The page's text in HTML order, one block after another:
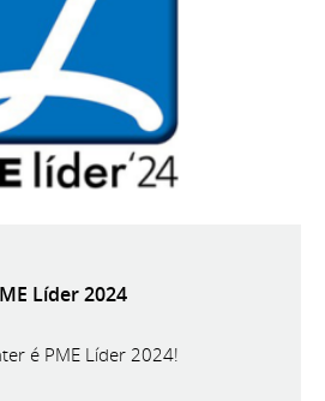
Líder 2024
é PME Líder 2024!